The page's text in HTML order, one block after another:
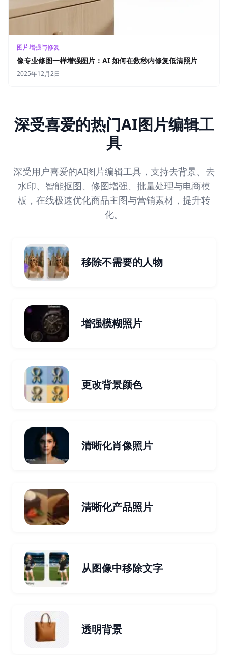
图片增强与修复
像专业修图一样增强图片：AI 如何在数秒内修复低清照片
2025年12月2日
深受喜爱的热门AI图片编辑工
具
深受用户喜爱的AI图片编辑工具，支持去背景、去
水印、智能抠图、修图增强、批量处理与电商模
板，在线极速优化商品主图与营销素材，提升转
化。
移除不需要的人物
增强模糊照片
更改背景颜色
清晰化肖像照片
清晰化产品照片
从图像中移除文字
透明背景